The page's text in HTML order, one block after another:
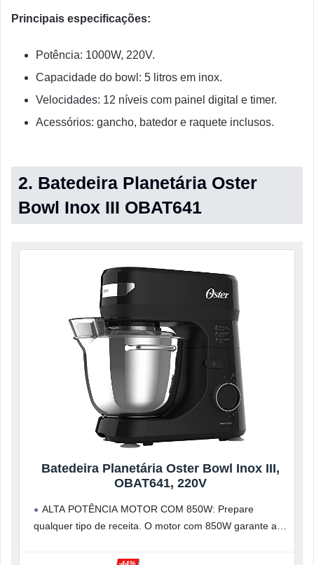
Principais especificações:
Potência: 1000W, 220V.
Capacidade do bowl: 5 litros em inox.
Velocidades: 12 níveis com painel digital e timer.
Acessórios: gancho, batedor e raquete inclusos.
2. Batedeira Planetária Oster
Bowl Inox III OBAT641
Batedeira Planetária Oster Bowl Inox III,
OBAT641, 220V
ALTA POTÊNCIA MOTOR COM 850W: Prepare
qualquer tipo de receita. O motor com 850W garante a